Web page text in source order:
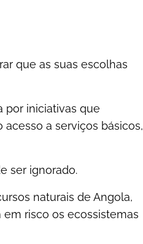
que as suas escolhas
por iniciativas que
a serviços básicos,
ser ignorado.
naturais de Angola,
risco os ecossistemas